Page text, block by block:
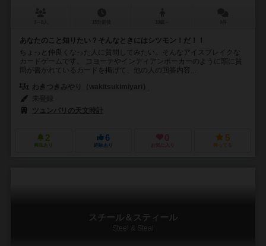
あなたのこと知りたい？そんなときにはシツモン！だ！！
ちょっと仲良くなった人に質問してみたい。そんなアイスブレイクな
カードゲームです。 コヨーテやインディアンポーカーのように頭に質
問が書かれているカードを掲げて、他の人の回答内容...
わきつきみやり（wakitsukimiyari）
ツュンバリの天文時計
2
興味あり
6
経験あり
0
お気に入り
5
持ってる
スチール＆スティール
Steel & Steal